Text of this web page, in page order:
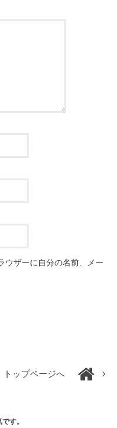
ウザーに自分の名前、メー
トップページへ
す。